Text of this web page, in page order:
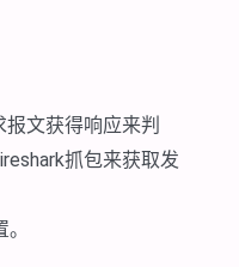
文获得响应来判
抓包来获取发